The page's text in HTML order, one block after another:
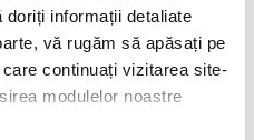
informații detaliate
vă rugăm să apăsați pe
continuați vizitarea site-
modulelor noastre